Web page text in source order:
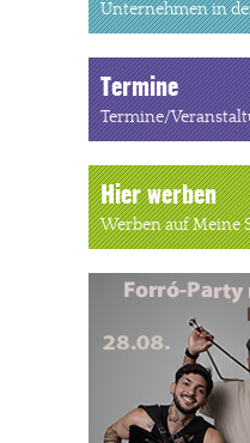
Unternehmen in
Termine
Termine/
Hier werben
Werben auf Meine